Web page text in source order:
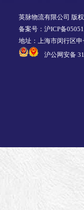
英脉物流有限公司 版
备案号：沪ICP备
地址：上海市闵行区
沪公网安备